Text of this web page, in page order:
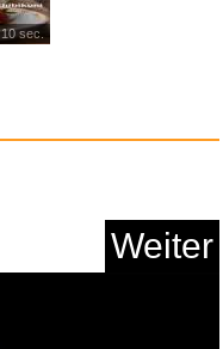
10 sec.
Weiter